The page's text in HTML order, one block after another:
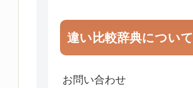
違い比較辞典について
お問い合わせ